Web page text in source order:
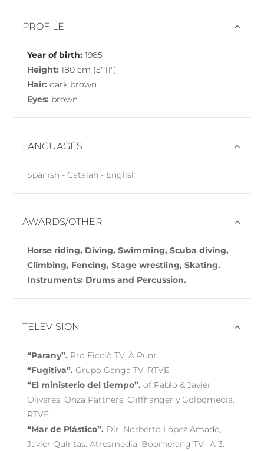
PROFILE
Year of birth: 1985
Height: 180 cm (5′ 11″)
Hair: dark brown
Eyes: brown
LANGUAGES
Spanish - Catalan - English
AWARDS/OTHER
Horse riding, Diving, Swimming, Scuba diving,
Climbing, Fencing, Stage wrestling, Skating.
Instruments: Drums and Percussion.
TELEVISION
“Parany”. Pro Ficciò TV. À Punt.
“Fugitiva”. Grupo Ganga TV. RTVE.
“El ministerio del tiempo”. of Pablo & Javier
Olivares. Onza Partners, Cliffhanger y Golbomedia.
RTVE.
“Mar de Plástico”. Dir. Norberto López Amado,
Javier Quintas. Atresmedia, Boomerang TV. A 3.